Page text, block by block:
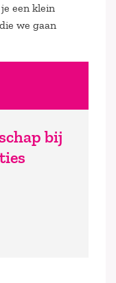
een klein
we gaan
bij